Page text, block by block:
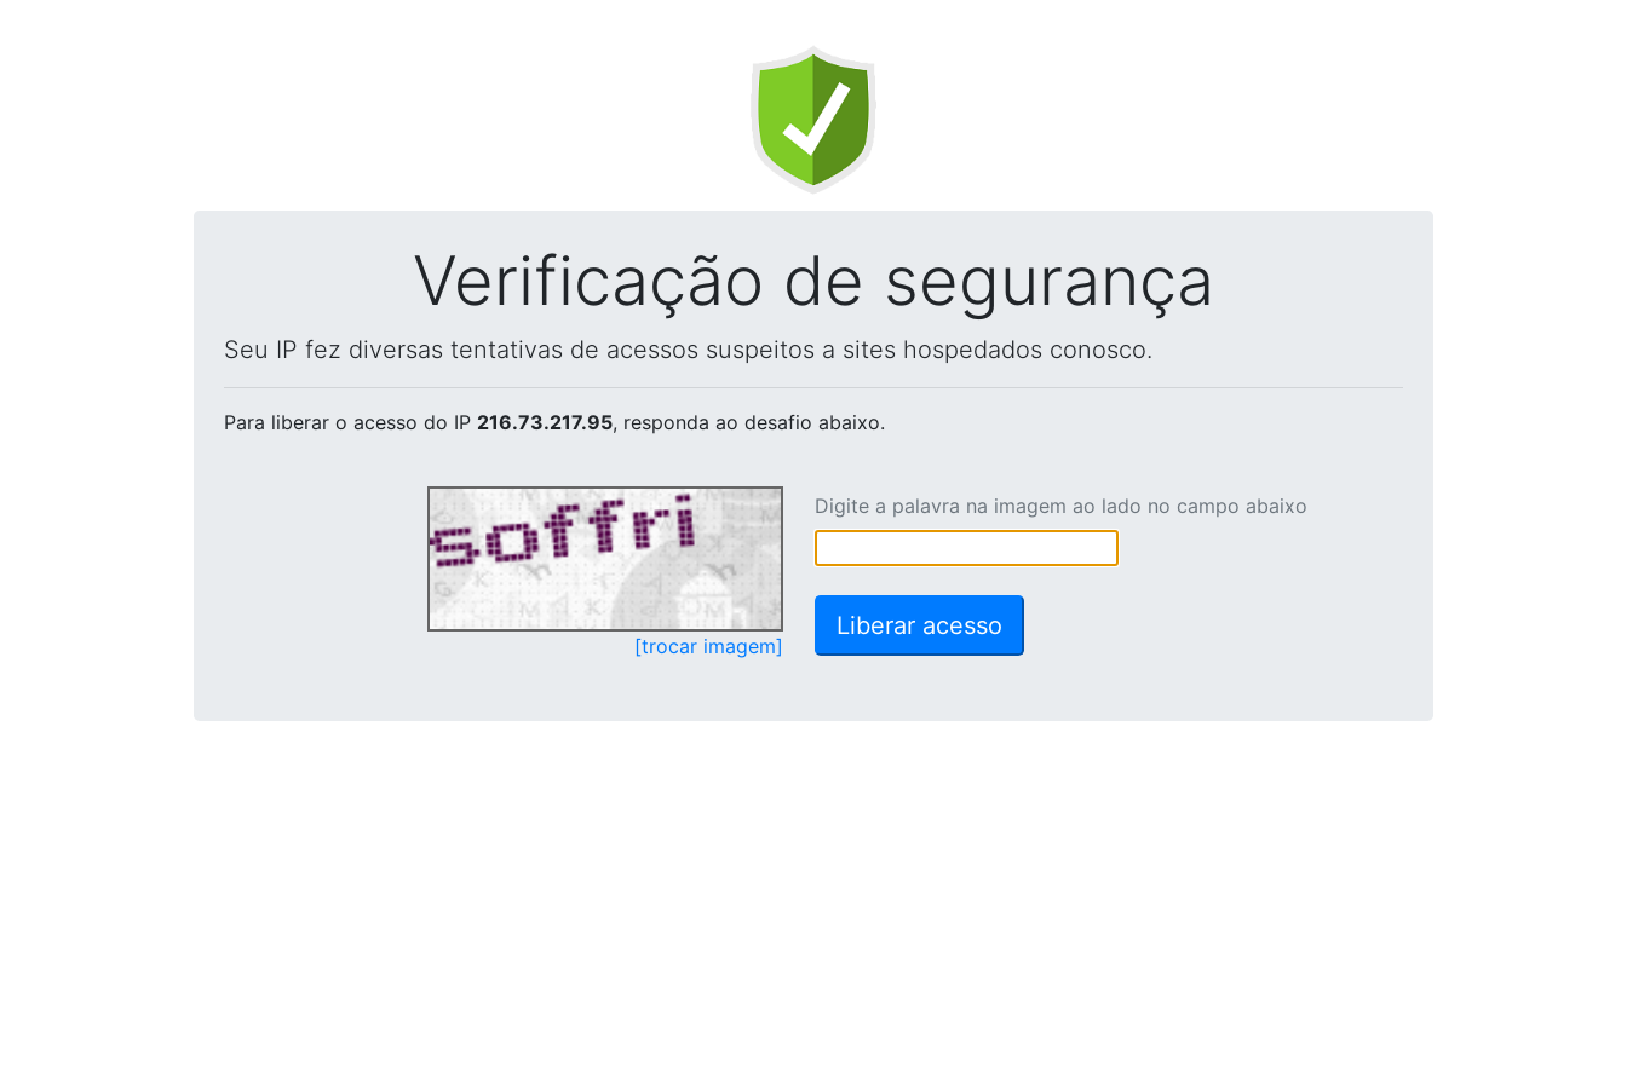
Verificação de segurança
Seu IP fez diversas tentativas de acessos suspeitos a sites hospedados conosco.
Para liberar o acesso do IP 216.73.217.95, responda ao desafio abaixo.
[trocar imagem]
Digite a palavra na imagem ao lado no campo abaixo